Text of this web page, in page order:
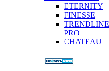
ETERNITY
FINESSE
TRENDLINE
PRO
CHATEAU